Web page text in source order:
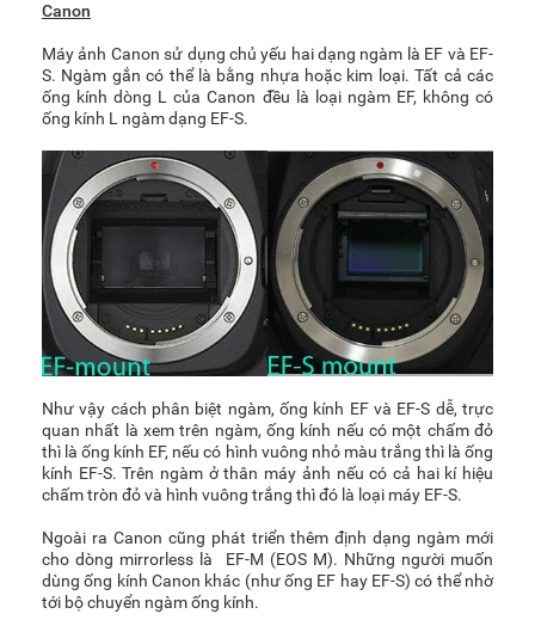
Canon
Máy ảnh Canon sử dụng chủ yếu hai dạng ngàm là EF và EF-
S. Ngàm gắn có thể là bằng nhựa hoặc kim loại. Tất cả các
ống kính dòng L của Canon đều là loại ngàm EF, không có
ống kính L ngàm dạng EF-S.
Như vậy cách phân biệt ngàm, ống kính EF và EF-S dễ, trực
quan nhất là xem trên ngàm, ống kính nếu có một chấm đỏ
thì là ống kính EF, nếu có hình vuông nhỏ màu trắng thì là ống
kính EF-S. Trên ngàm ở thân máy ảnh nếu có cả hai kí hiệu
chấm tròn đỏ và hình vuông trắng thì đó là loại máy EF-S.
Ngoài ra Canon cũng phát triển thêm định dạng ngàm mới
cho dòng mirrorless là EF-M (EOS M). Những người muốn
dùng ống kính Canon khác (như ống EF hay EF-S) có thể nhờ
tới bộ chuyển ngàm ống kính.